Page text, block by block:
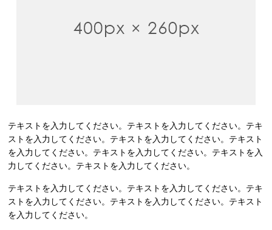
テキストを入力してください。テキストを入力してください。テキ
ストを入力してください。テキストを入力してください。テキスト
を入力してください。テキストを入力してください。テキストを入
力してください。テキストを入力してください。
テキストを入力してください。テキストを入力してください。テキ
ストを入力してください。テキストを入力してください。テキスト
を入力してください。